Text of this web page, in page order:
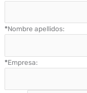
*Nombre apellidos:
*Empresa: